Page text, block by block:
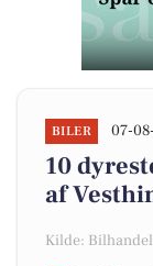
BILER 07-
10
af
Kilde: Bilhandel